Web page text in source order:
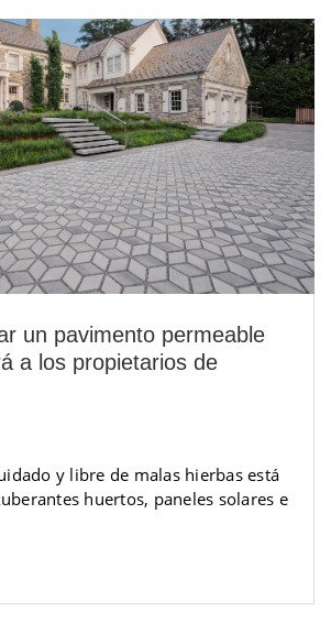
un pavimento permeable
a los propietarios de
y libre de malas hierbas está
huertos, paneles solares e